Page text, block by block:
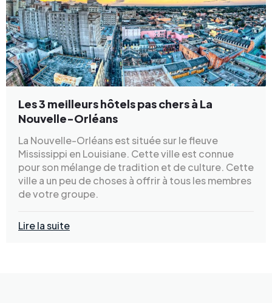
Les 3 meilleurs hôtels pas chers à La
Nouvelle-Orléans
La Nouvelle-Orléans est située sur le fleuve
Mississippi en Louisiane. Cette ville est connue
pour son mélange de tradition et de culture. Cette
ville a un peu de choses à offrir à tous les membres
de votre groupe.
Lire la suite